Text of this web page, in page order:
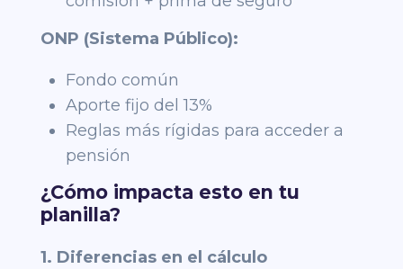
ONP (Sistema Público):
Fondo común
Aporte fijo del 13%
Reglas más rígidas para acceder a
pensión
¿Cómo impacta esto en tu
planilla?
1. Diferencias en el cálculo